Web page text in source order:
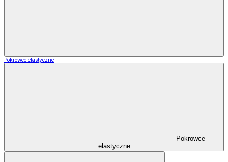
Pokrowce elastyczne
Pokrowce
elastyczne